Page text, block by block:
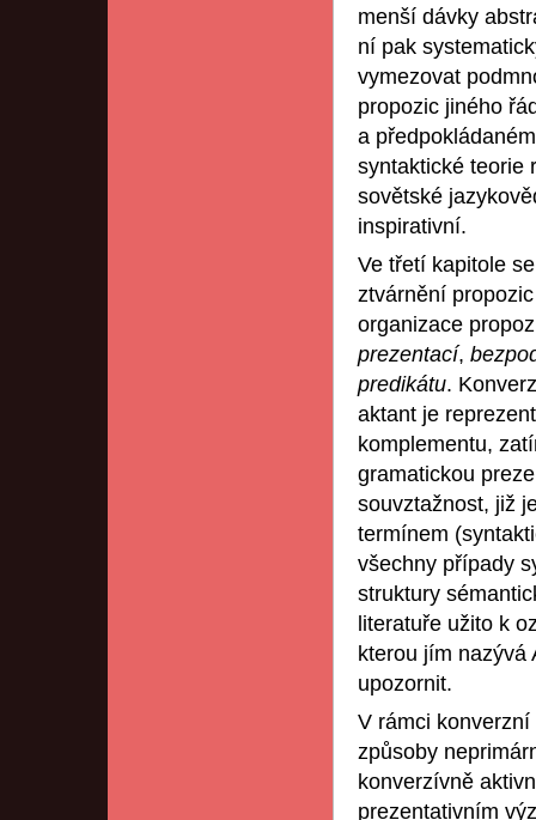
menší dávky
ní pak
vymezovat
propozic jiného
a
syntaktické teorie
sovětské
inspirativní.
Ve třetí kapitole
ztvárnění
organizace
prezentací,
predikátu.
aktant je
komplementu,
gramatickou
souvztažnost, již
termínem
všechny případy
struktury
literatuře užito k
kterou jím nazývá
upozornit.
V rámci
způsoby
konverzívně
prezentativním